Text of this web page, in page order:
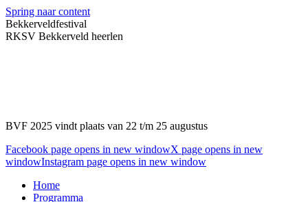
Spring naar content
Bekkerveldfestival
RKSV Bekkerveld heerlen
BVF 2025 vindt plaats van 22 t/m 25 augustus
Facebook page opens in new windowX page opens in new
windowInstagram page opens in new window
Home
Programma